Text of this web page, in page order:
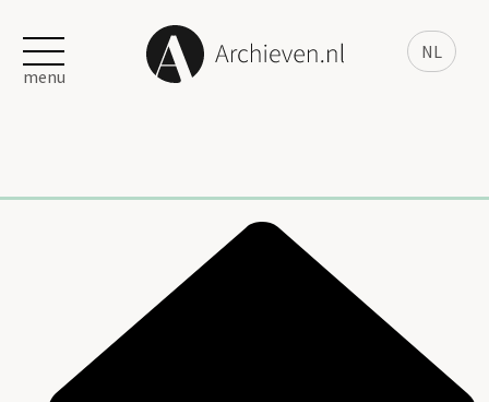
NL
menu